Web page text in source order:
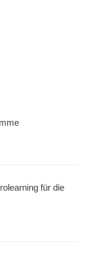
für die